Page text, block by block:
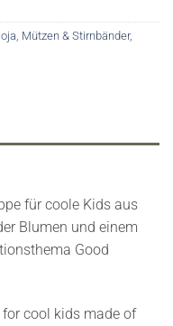
, Mützen & Stirnbänder,
für coole Kids aus
Blumen und einem
Good
cool kids made of